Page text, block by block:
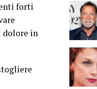
forti
dolore in